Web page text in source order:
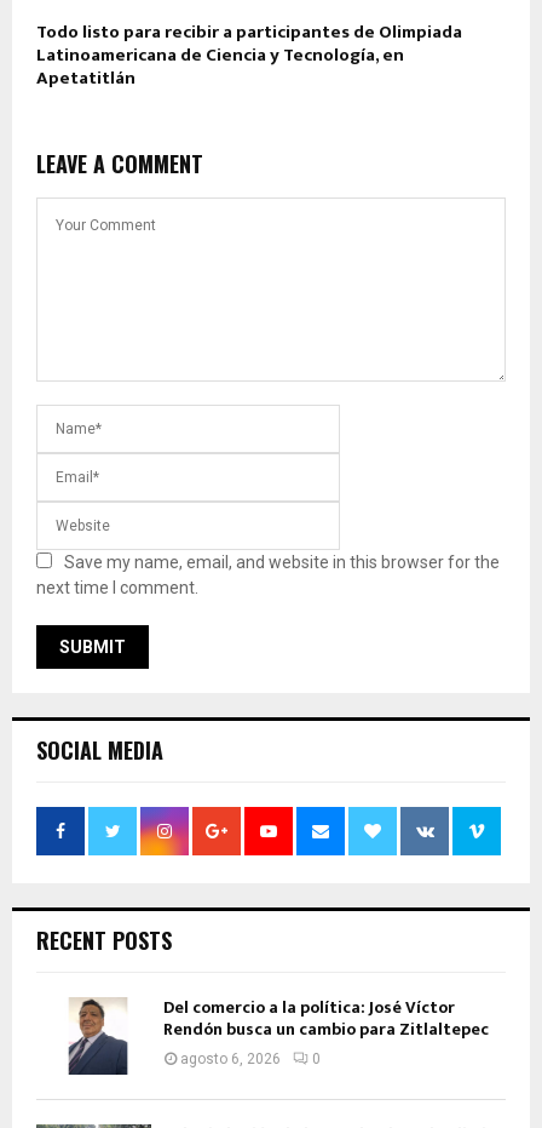
Todo listo para recibir a participantes de Olimpiada
Latinoamericana de Ciencia y Tecnología, en
Apetatitlán
LEAVE A COMMENT
Save my name, email, and website in this browser for the
next time I comment.
SOCIAL MEDIA
RECENT POSTS
Del comercio a la política: José Víctor
Rendón busca un cambio para Zitlaltepec
agosto 6, 2026 0